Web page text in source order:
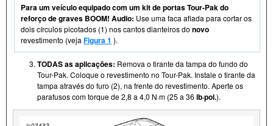
Para um veículo equipado com um kit de portas Tour- Pak do
reforço de graves BOOM! Audio: Use uma faca afiada para cortar os
dois círculos picotados (1) nos cantos dianteiros donovo
revestimento (vejaFigura 1 ).
TODAS as aplicações: Remova o tirante da tampa do fundo do
Tour-Pak. Coloque o revestimento no Tour- Pak. Instale o tirante da
tampa através do furo (2), na frente do revestimento. Aperte os
parafusos com torque de 2,8 a 4,0 N·m (25 a 36 lb·pol.).